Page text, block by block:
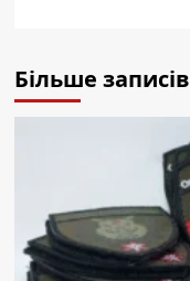
Більше записів